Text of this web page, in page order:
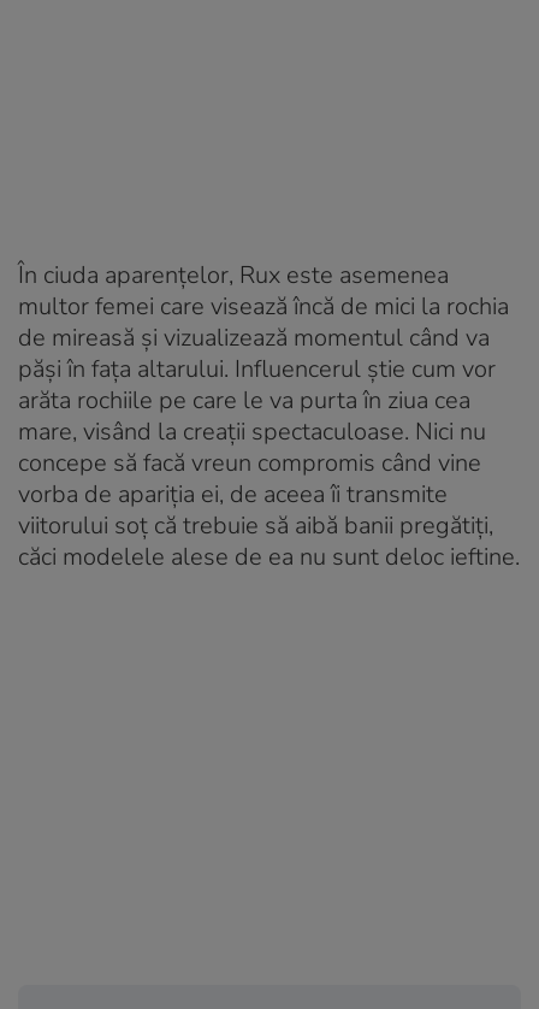
În ciuda aparențelor, Rux este asemenea
multor femei care visează încă de mici la rochia
de mireasă și vizualizează momentul când va
păși în fața altarului. Influencerul știe cum vor
arăta rochiile pe care le va purta în ziua cea
mare, visând la creații spectaculoase. Nici nu
concepe să facă vreun compromis când vine
vorba de apariția ei, de aceea îi transmite
viitorului soț că trebuie să aibă banii pregătiți,
căci modelele alese de ea nu sunt deloc ieftine.